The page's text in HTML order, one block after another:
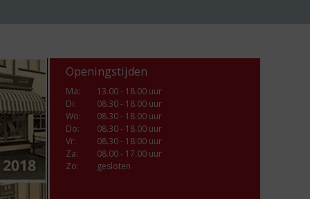
Openingstijden
Ma:
13.00 - 18.00 uur
Di:
08.30 - 18.00 uur
Wo:
08.30 - 18.00 uur
Do:
08.30 - 18.00 uur
Vr:
08.30 - 18:00 uur
Za:
08.00 - 17.00 uur
Zo:
gesloten